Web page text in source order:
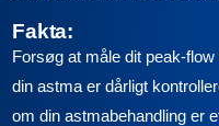
Fakta:
Forsøg at måle dit peak-
din astma er dårligt
om din astmabehandling er